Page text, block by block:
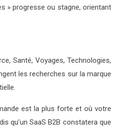
» progresse ou stagne, orientant
Santé, Voyages, Technologies,
les recherches sur la marque
est la plus forte et où votre
qu’un SaaS B2B constatera que